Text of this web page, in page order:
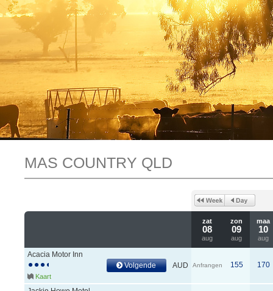
MAS COUNTRY QLD
zat
08
aug
zon
09
aug
maa
10
aug
Acacia Motor Inn
Kaart
Volgende AUD Anfrangen 155 170